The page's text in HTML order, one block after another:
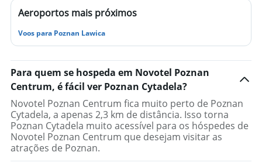
Aeroportos mais próximos
Voos para Poznan Lawica
Para quem se hospeda em Novotel Poznan
Centrum, é fácil ver Poznan Cytadela?
Novotel Poznan Centrum fica muito perto de Poznan
Cytadela, a apenas 2,3 km de distância. Isso torna
Poznan Cytadela muito acessível para os hóspedes de
Novotel Poznan Centrum que desejam visitar as
atrações de Poznan.